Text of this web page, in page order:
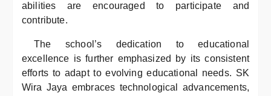
abilities are encouraged to participate and
contribute.
The school’s dedication to educational
excellence is further emphasized by its consistent
efforts to adapt to evolving educational needs. SK
Wira Jaya embraces technological advancements,